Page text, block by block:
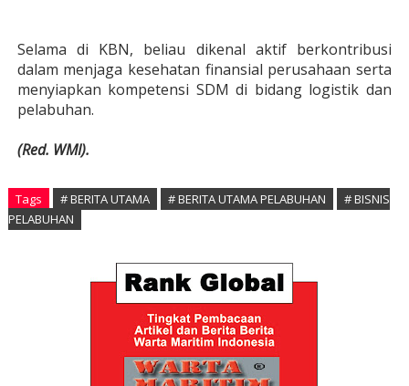
Selama di KBN, beliau dikenal aktif berkontribusi
dalam menjaga kesehatan finansial perusahaan serta
menyiapkan kompetensi SDM di bidang logistik dan
pelabuhan.
(Red. WMI).
Tags # BERITA UTAMA # BERITA UTAMA PELABUHAN
# BISNIS
PELABUHAN